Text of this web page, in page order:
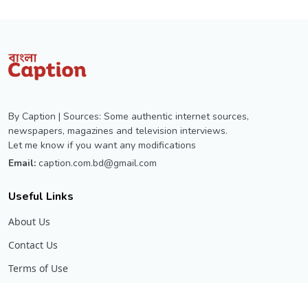
By Caption | Sources: Some authentic internet sources,
newspapers, magazines and television interviews.
Let me know if you want any modifications
Email: caption.com.bd@gmail.com
Useful Links
About Us
Contact Us
Terms of Use